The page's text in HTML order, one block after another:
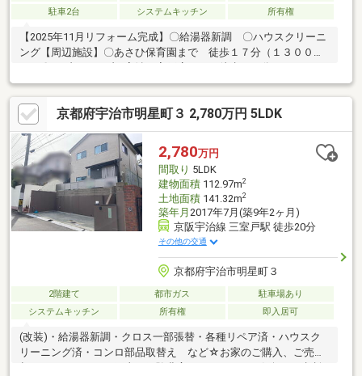
駐車2台
システムキッチン 所有権
【2025年11月リフォーム完成】〇給湯器新調 〇ハウスクリーニ
ング【周辺施設】〇あさひ保育園まで 徒歩１７分（１３００
ｍ）〇セブンイレブン宇治三室戸店まで 徒歩１５分（１２００
ｍ）〇フレンドマート宇治菟道店まで 徒歩１９分（１５００
ｍ）〇京都銀行三室戸支店まで 徒歩１８分（１４００ｍ）〇い
かだ医院まで 徒歩３分（２１０ｍ）☆周辺施設も充実♪
京都府宇治市明星町３ 2,780万円 5LDK
2,780万円
間取り 5LDK
建物面積112.97m2
土地面積141.32m2
築年月 2017年7月(築9年2ヶ月)
京阪宇治線 三室戸駅 徒歩20分
その他の交通
京都府宇治市明星町３
2階建て 都市ガス
駐車場あり
システムキッチン
所有権 即入居可
(改装)・給湯器新調・クロス一部張替・各種リペア済・ハウスク
リーニング済・コンロ部品取替え など☆お家のご購入、ご売